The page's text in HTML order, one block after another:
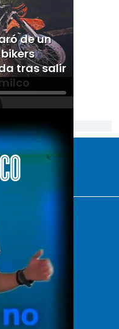
de un
tras salir